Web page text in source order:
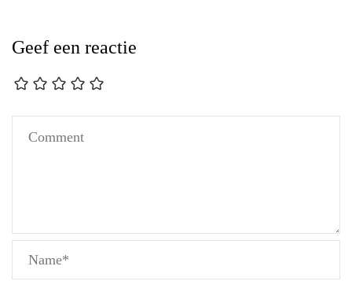
Geef een reactie